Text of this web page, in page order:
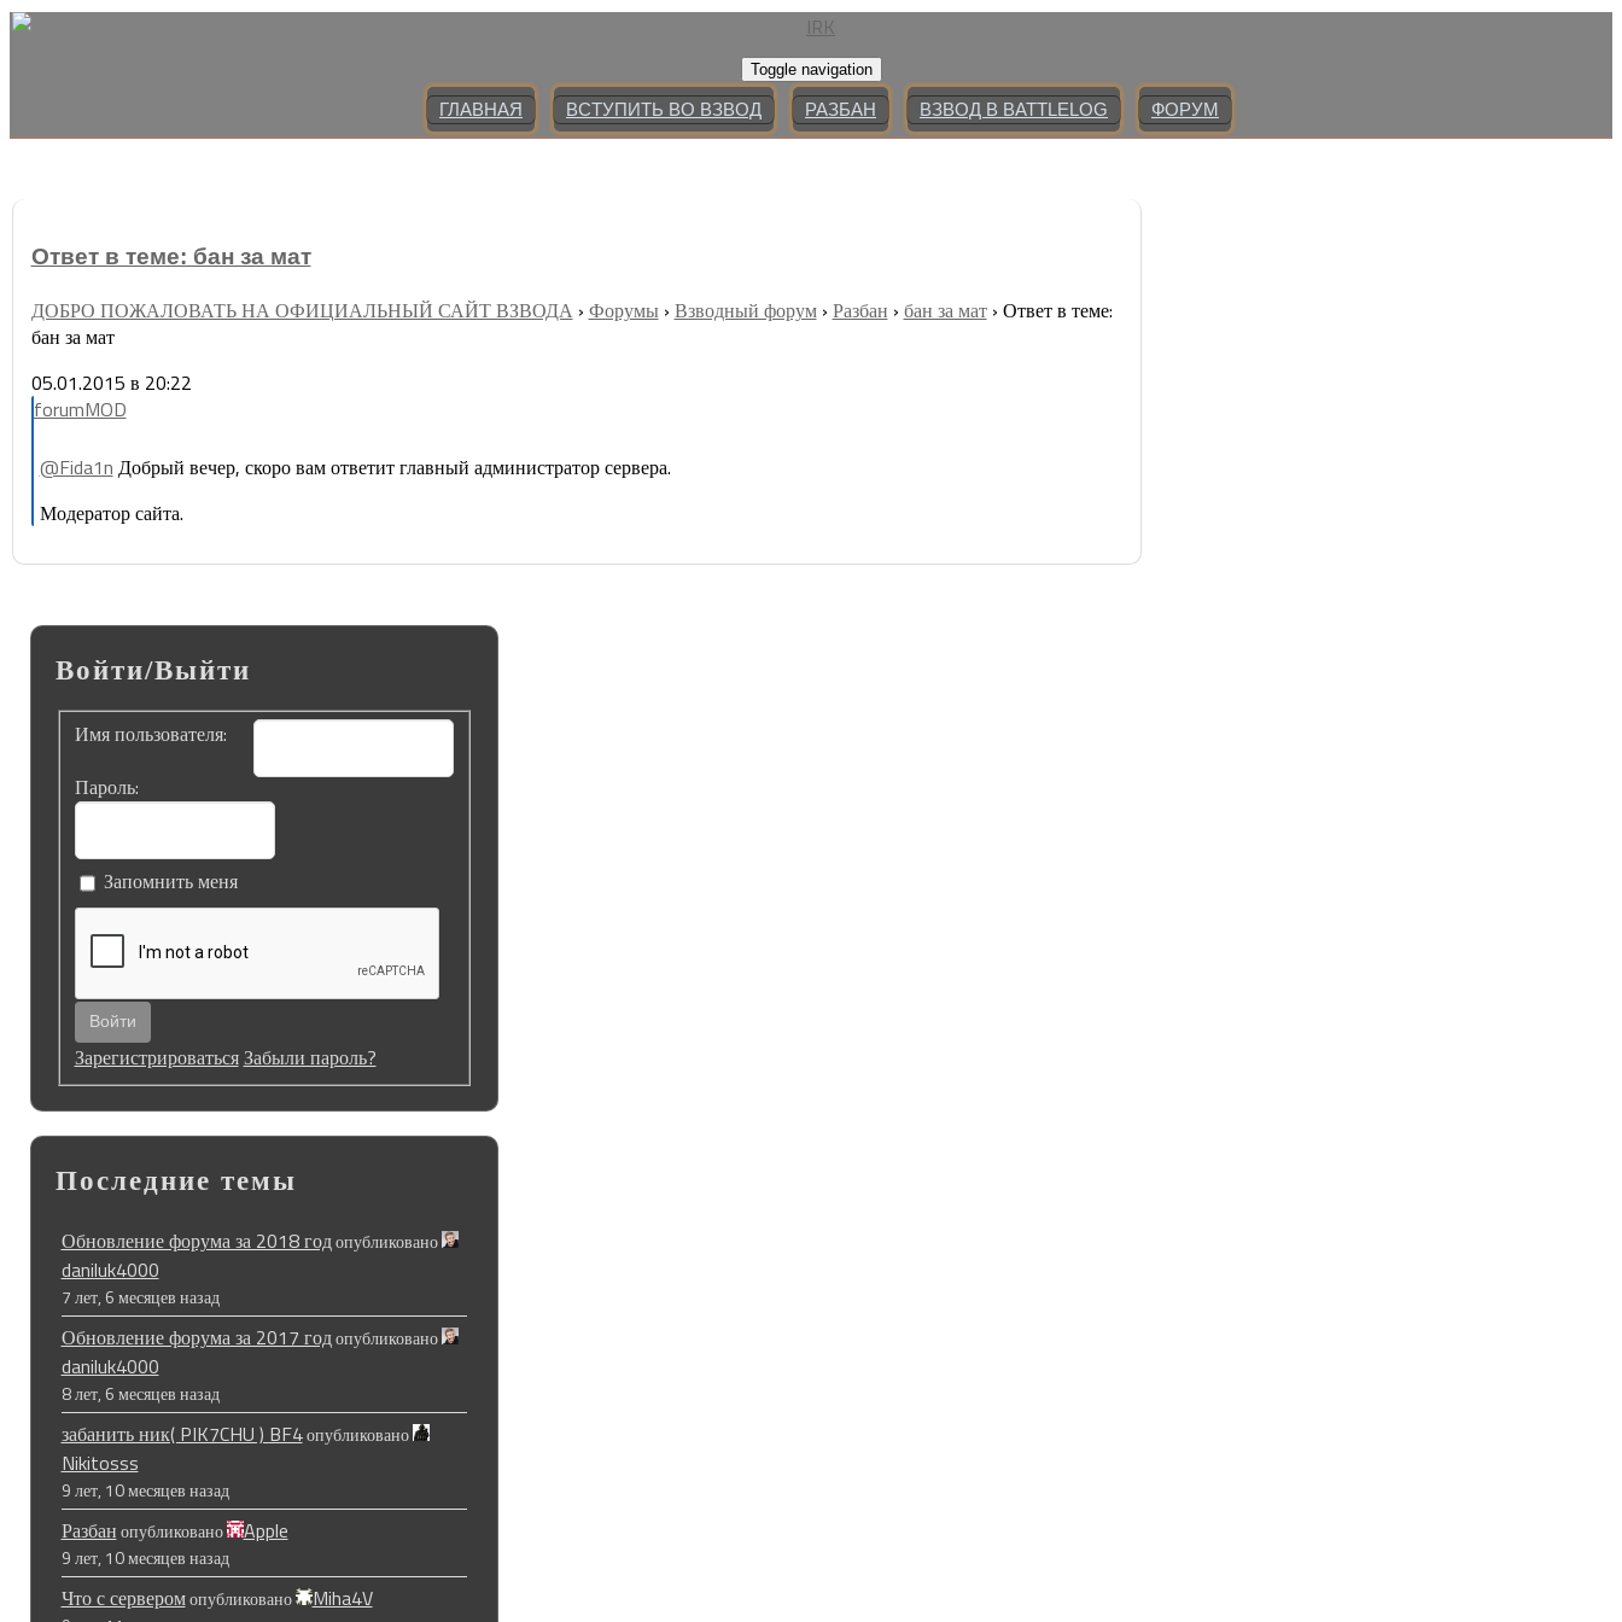
Toggle navigation
ГЛАВНАЯ ВСТУПИТЬ ВО ВЗВОД РАЗБАН ВЗВОД В BATTLELOG ФОРУМ
Ответ в теме: бан за мат
ДОБРО ПОЖАЛОВАТЬ НА ОФИЦИАЛЬНЫЙ САЙТ ВЗВОДА › Форумы › Взводный форум › Разбан › бан за мат › Ответ в теме:
бан за мат
05.01.2015 в 20:22
forumMOD
@Fida1n Добрый вечер, скоро вам ответит главный администратор сервера.
Модератор сайта.
Войти/Выйти
Имя пользователя:
Пароль:
Запомнить меня
Войти
ЗарегистрироватьсяЗабыли пароль?
Последние темы
Обновление форума за 2018 годопубликовано
daniluk4000
7 лет, 6 месяцев назад
Обновление форума за 2017 годопубликовано
daniluk4000
8 лет, 6 месяцев назад
забанить ник( PIK7CHU ) BF4опубликовано
Nikitosss
9 лет, 10 месяцев назад
Разбанопубликовано Apple
9 лет, 10 месяцев назад
Что с серверомопубликовано Miha4V